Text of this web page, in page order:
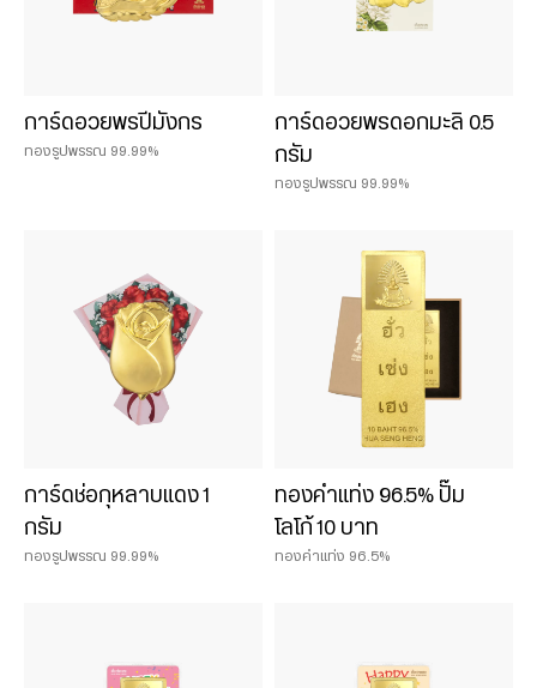
การ์ดอวยพรปีมังกร
ทองรูปพรรณ 99.99%
การ์ดอวยพรดอกมะลิ 0.5
กรัม
ทองรูปพรรณ 99.99%
การ์ดช่อกุหลาบแดง 1
กรัม
ทองรูปพรรณ 99.99%
ทองคำแท่ง 96.5% ปั๊ม
โลโก้ 10 บาท
ทองคำแท่ง 96.5%